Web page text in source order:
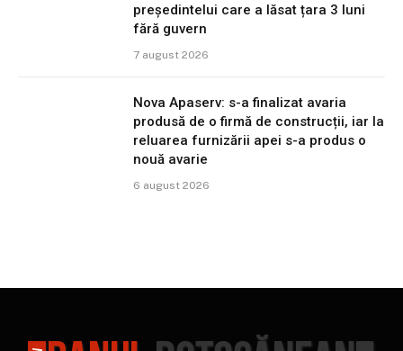
președintelui care a lăsat țara 3 luni
fără guvern
7 august 2026
Nova Apaserv: s-a finalizat avaria
produsă de o firmă de construcții, iar la
reluarea furnizării apei s-a produs o
nouă avarie
6 august 2026